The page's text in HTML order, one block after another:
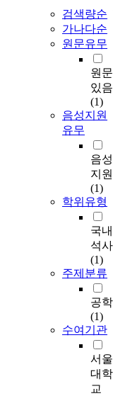
검색량순
가나다순
원문유무
원문
있음
(1)
음성지원
유무
음성
지원
(1)
학위유형
국내
석사
(1)
주제분류
공학
(1)
수여기관
서울
대학
교